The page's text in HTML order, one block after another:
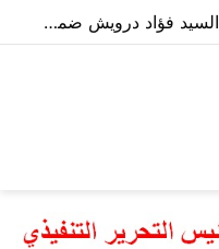
فوربس الشرق الأوسط تختار السيد فؤاد درويش ضمن أقوى الرؤساء التنفيذيين 2026